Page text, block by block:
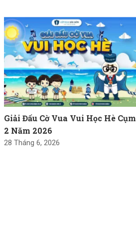
Giải Đấu Cờ Vua Vui Học Hè Cụm
2 Năm 2026
28 Tháng 6, 2026